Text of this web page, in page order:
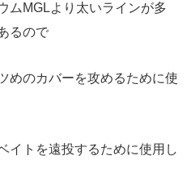
ムMGLより太いラインが多
るので
めのカバーを攻めるために使
イトを遠投するために使用し